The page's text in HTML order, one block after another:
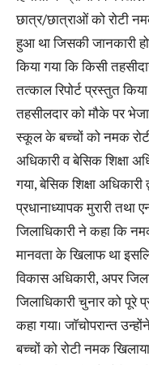
छात्र/छात्राओं को रोटी
हुआ था जिसकी जानकारी
किया गया कि किसी
तत्काल रिपोर्ट प्रस्तुत
तहसीलदार को मौके पर
स्कूल के बच्चों को नमक
अधिकारी व बेसिक शिक्षा
गया, बेसिक शिक्षा अधिकारी
प्रधानाध्यापक मुरारी तथा
जिलाधिकारी ने कहा कि
मानवता के खिलाफ था
विकास अधिकारी, अपर
जिलाधिकारी चुनार को पूरे
कहा गया। जाॅचोपरान्त
बच्चों को रोटी नमक